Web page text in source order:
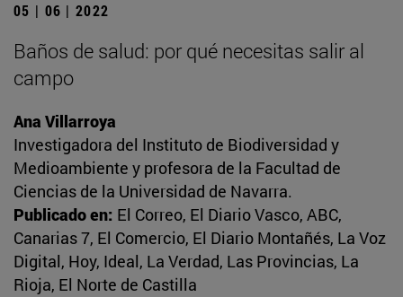
05 | 06 | 2022
Baños de salud: por qué necesitas salir al
campo
Ana Villarroya
Investigadora del Instituto de Biodiversidad y
Medioambiente y profesora de la Facultad de
Ciencias de la Universidad de Navarra.
Publicado en: El Correo, El Diario Vasco, ABC,
Canarias 7, El Comercio, El Diario Montañés, La Voz
Digital, Hoy, Ideal, La Verdad, Las Provincias, La
Rioja, El Norte de Castilla